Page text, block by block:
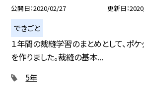
公開日 2020/02/27 更新日
できごと
１年間の裁縫学習のまとめとして、ポケ
を作りました。裁縫の基本...
5年